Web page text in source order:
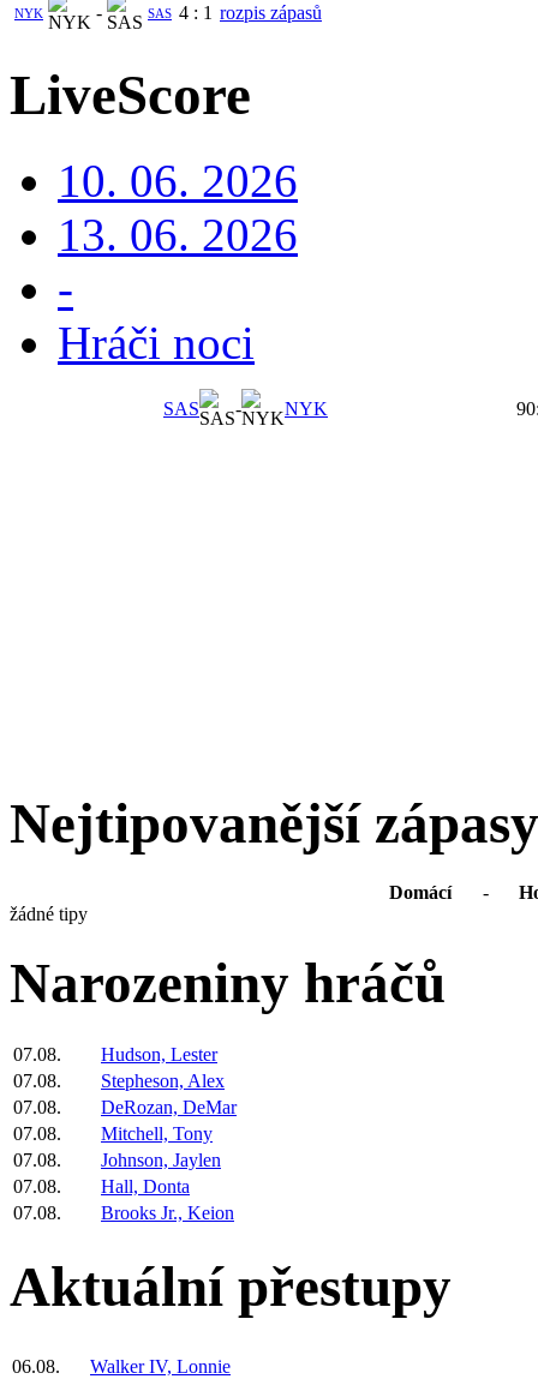
NYK - SAS 4 : 1 rozpis zápasů
LiveScore
10. 06. 2026
13. 06. 2026
-
Hráči noci
SAS - NYK 90
Nejtipovanější zápasy
Domácí -
žádné tipy
Narozeniny hráčů
07.08.
Hudson, Lester
07.08.
Stepheson, Alex
07.08.
DeRozan, DeMar
07.08.
Mitchell, Tony
07.08.
Johnson, Jaylen
07.08.
Hall, Donta
07.08.
Brooks Jr., Keion
Aktuální přestupy
06.08. Walker IV, Lonnie